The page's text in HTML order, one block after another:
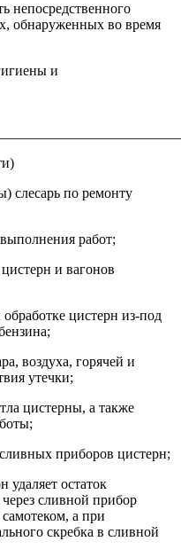
непосредственного
обнаруженных во время
и
слесарь по ремонту
работ;
и вагонов
цистерн из-под
воздуха, горячей и
утечки;
цистерны, а также
приборов цистерн;
удаляет остаток
сливной прибор
а при
скребка в сливной